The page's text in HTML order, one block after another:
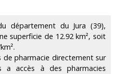
département du Jura (39),
superficie de 12.92 km², soit
de pharmacie directement sur
a accès à des pharmacies